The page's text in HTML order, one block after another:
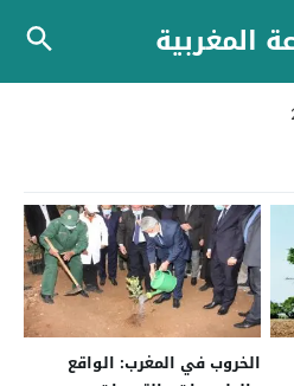
المغربية
الخروب في المغرب: الواقع